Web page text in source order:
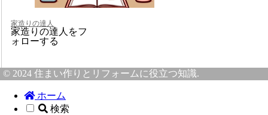
家造りの達人
家造りの達人をフ
ォローする
© 2024 住まい作りとリフォームに役立つ知識.
ホーム
検索